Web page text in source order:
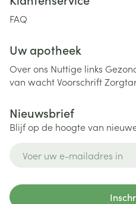
FAQ
Uw apotheek
Over ons Nuttige links
van wachtVoorschrift
Nieuwsbrief
Blijf op de hoogte van